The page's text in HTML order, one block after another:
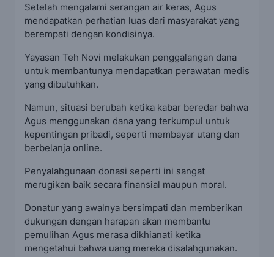
Setelah mengalami serangan air keras, Agus
mendapatkan perhatian luas dari masyarakat yang
berempati dengan kondisinya.
Yayasan Teh Novi melakukan penggalangan dana
untuk membantunya mendapatkan perawatan medis
yang dibutuhkan.
Namun, situasi berubah ketika kabar beredar bahwa
Agus menggunakan dana yang terkumpul untuk
kepentingan pribadi, seperti membayar utang dan
berbelanja online.
Penyalahgunaan donasi seperti ini sangat
merugikan baik secara finansial maupun moral.
Donatur yang awalnya bersimpati dan memberikan
dukungan dengan harapan akan membantu
pemulihan Agus merasa dikhianati ketika
mengetahui bahwa uang mereka disalahgunakan.